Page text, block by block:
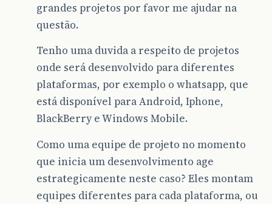
grandes projetos por favor me ajudar na
questão.
Tenho uma duvida a respeito de projetos
onde será desenvolvido para diferentes
plataformas, por exemplo o whatsapp, que
está disponível para Android, Iphone,
BlackBerry e Windows Mobile.
Como uma equipe de projeto no momento
que inicia um desenvolvimento age
estrategicamente neste caso? Eles montam
equipes diferentes para cada plataforma, ou